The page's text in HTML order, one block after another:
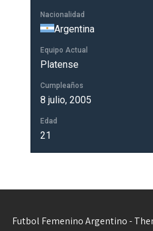
Nacionalidad
Argentina
Equipo Actual
Platense
Cumpleaños
8 julio, 2005
Edad
21
Futbol Femenino Argentino -